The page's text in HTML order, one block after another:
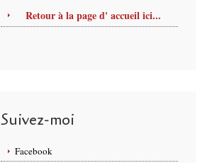
Retour à la page d' accueil ici...
Suivez-moi
Facebook